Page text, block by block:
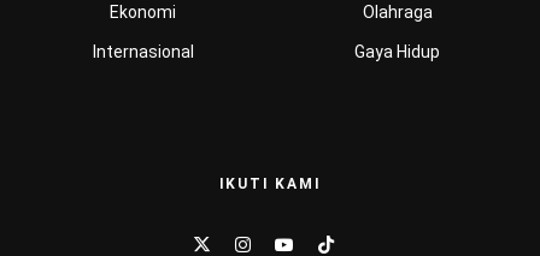
Ekonomi
Internasional
Olahraga
Gaya Hidup
IKUTI KAMI